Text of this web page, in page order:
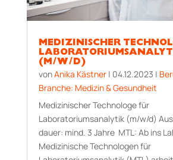
MEDIZINISCHER
(M/W/D)
vonAnika Kästner| 04.12.2023 |
Branche: Medizin & Gesundheit
Medizinischer Technologe für
Laboratoriumsanalytik (m/w/d)
dauer: mind. 3 Jahre MTL: Ab ins
Medizinische Technologen für